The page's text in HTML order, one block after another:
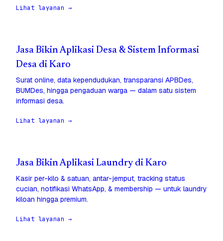
Lihat layanan →
Jasa Bikin Aplikasi Desa & Sistem Informasi
Desa di Karo
Surat online, data kependudukan, transparansi APBDes,
BUMDes, hingga pengaduan warga — dalam satu sistem
informasi desa.
Lihat layanan →
Jasa Bikin Aplikasi Laundry di Karo
Kasir per-kilo & satuan, antar-jemput, tracking status
cucian, notifikasi WhatsApp, & membership — untuk laundry
kiloan hingga premium.
Lihat layanan →